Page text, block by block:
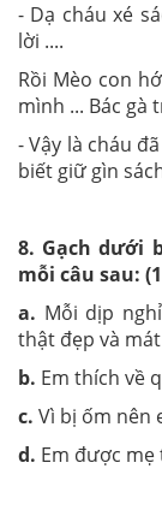
- Dạ cháu xé
lời ....
Rồi Mèo con
mình ... Bác gà
- Vậy là cháu
biết giữ gìn
8. Gạch dưới
mỗi câu sau:
a. Mỗi dịp
thật đẹp và
b. Em thích về
c. Vì bị ốm nên
d. Em được